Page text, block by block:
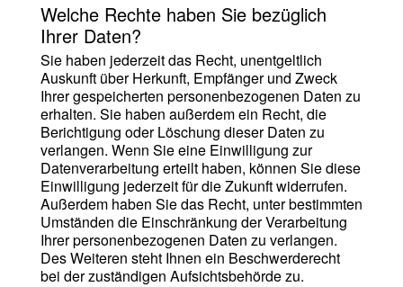
Welche Rechte haben Sie bezüglich
Ihrer Daten?
Sie haben jederzeit das Recht, unentgeltlich
Auskunft über Herkunft, Empfänger und Zweck
Ihrer gespeicherten personenbezogenen Daten zu
erhalten. Sie haben außerdem ein Recht, die
Berichtigung oder Löschung dieser Daten zu
verlangen. Wenn Sie eine Einwilligung zur
Datenverarbeitung erteilt haben, können Sie diese
Einwilligung jederzeit für die Zukunft widerrufen.
Außerdem haben Sie das Recht, unter bestimmten
Umständen die Einschränkung der Verarbeitung
Ihrer personenbezogenen Daten zu verlangen.
Des Weiteren steht Ihnen ein Beschwerderecht
bei der zuständigen Aufsichtsbehörde zu.